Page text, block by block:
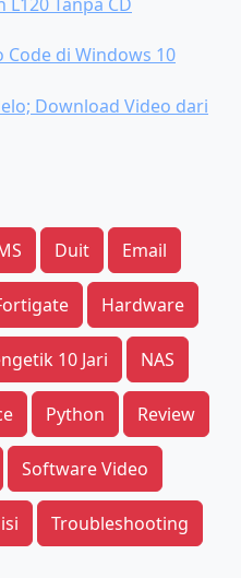
Code di Windows 10
Download Video dari
Duit Email
Hardware
10 Jari NAS
Python Review
Software Video
Troubleshooting